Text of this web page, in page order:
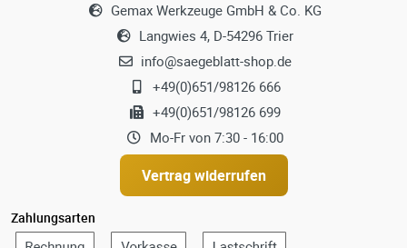
Gemax Werkzeuge GmbH & Co. KG
Langwies 4, D-54296 Trier
info@saegeblatt-shop.de
+49(0)651/98126 666
+49(0)651/98126 699
Mo-Fr von 7:30 - 16:00
Vertrag widerrufen
Zahlungsarten